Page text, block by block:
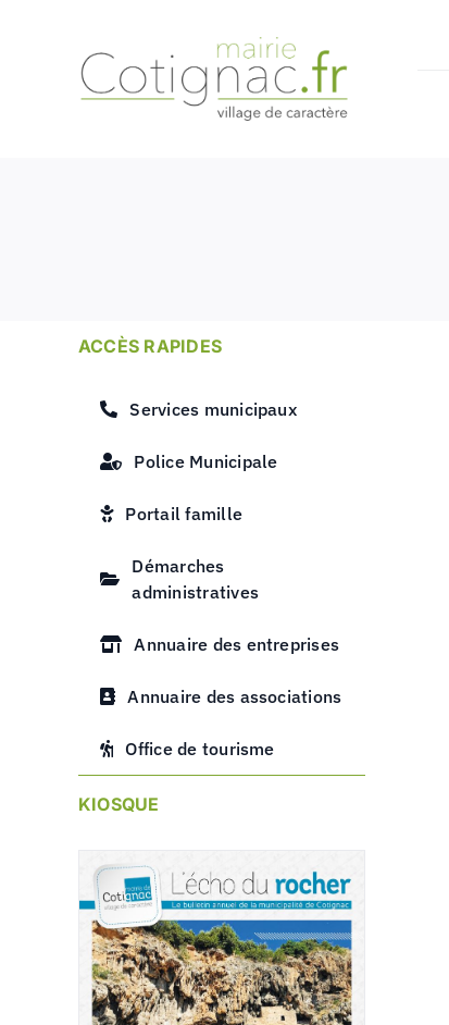
ACCÈS RAPIDES
Services municipaux
Police Municipale
Portail famille
Démarches
administratives
Annuaire des entreprises
Annuaire des associations
Office de tourisme
KIOSQUE